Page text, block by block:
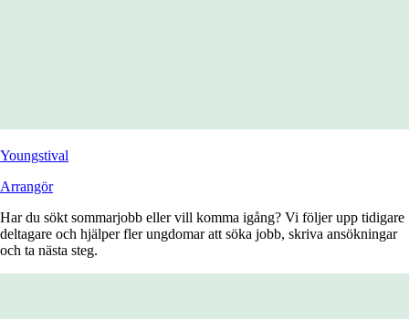
Youngstival
Arrangör
Har du sökt sommarjobb eller vill komma igång? Vi följer upp tidigare
deltagare och hjälper fler ungdomar att söka jobb, skriva ansökningar
och ta nästa steg.